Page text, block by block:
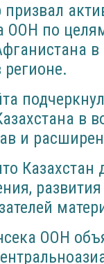
ООН по
в
и
Казахстан
ООН